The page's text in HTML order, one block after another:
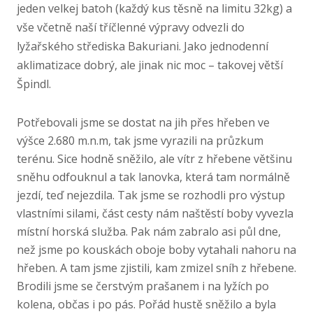
jeden velkej batoh (každý kus těsně na limitu 32kg) a
vše včetně naší tříčlenné výpravy odvezli do
lyžařského střediska Bakuriani. Jako jednodenní
aklimatizace dobrý, ale jinak nic moc – takovej větší
Špindl.
Potřebovali jsme se dostat na jih přes hřeben ve
výšce 2.680 m.n.m, tak jsme vyrazili na průzkum
terénu. Sice hodně sněžilo, ale vítr z hřebene většinu
sněhu odfouknul a tak lanovka, která tam normálně
jezdí, teď nejezdila. Tak jsme se rozhodli pro výstup
vlastními silami, část cesty nám naštěstí boby vyvezla
místní horská služba. Pak nám zabralo asi půl dne,
než jsme po kouskách oboje boby vytahali nahoru na
hřeben. A tam jsme zjistili, kam zmizel sníh z hřebene.
Brodili jsme se čerstvým prašanem i na lyžích po
kolena, občas i po pás. Pořád hustě sněžilo a byla